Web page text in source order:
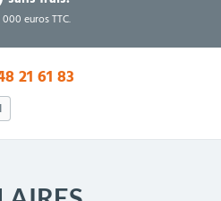
euros TTC.
21 61 83